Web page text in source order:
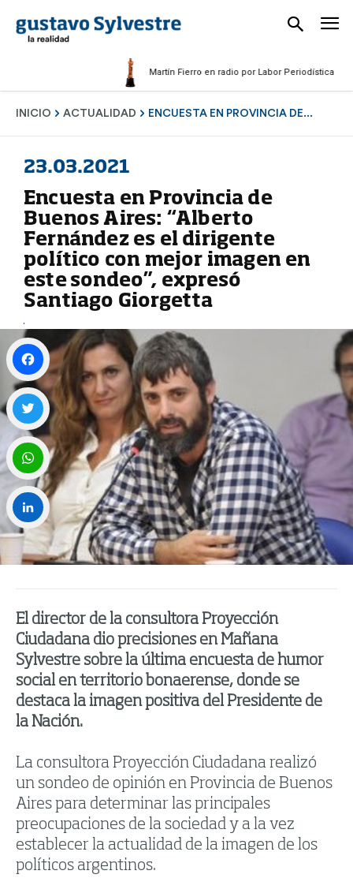
Martín Fierro en radio por Labor Periodística
INICIO ACTUALIDAD ENCUESTA EN PROVINCIA DE...
23.03.2021
Encuesta en Provincia de
Buenos Aires: “Alberto
Fernández es el dirigente
político con mejor imagen en
este sondeo”, expresó
Santiago Giorgetta
El director de la consultora Proyección
Ciudadana dio precisiones en Mañana
Sylvestre sobre la última encuesta de humor
social en territorio bonaerense, donde se
destaca la imagen positiva del Presidente de
la Nación.
La consultora Proyección Ciudadana realizó
un sondeo de opinión en Provincia de Buenos
Aires para determinar las principales
preocupaciones de la sociedad y a la vez
establecer la actualidad de la imagen de los
políticos argentinos.
Facebook
Twitter
WhatsApp
LinkedIn